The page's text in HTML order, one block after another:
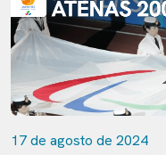
17 de agosto de 2024